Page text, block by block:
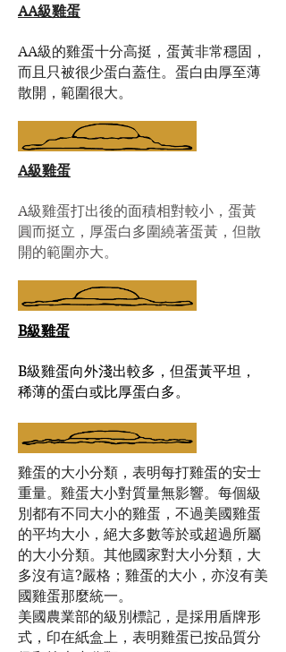
AA級雞蛋
AA級的雞蛋十分高挺，蛋黃非常穩固，
而且只被很少蛋白蓋住。蛋白由厚至薄
散開，範圍很大。
A級雞蛋
A級雞蛋打出後的面積相對較小，蛋黃
圓而挺立，厚蛋白多圍繞著蛋黃，但散
開的範圍亦大。
B級雞蛋
B級雞蛋向外淺出較多，但蛋黃平坦，
稀薄的蛋白或比厚蛋白多。
雞蛋的大小分類，表明每打雞蛋的安士
重量。雞蛋大小對質量無影響。每個級
別都有不同大小的雞蛋，不過美國雞蛋
的平均大小，絕大多數等於或超過所屬
的大小分類。其他國家對大小分類，大
多沒有這?嚴格；雞蛋的大小，亦沒有美
國雞蛋那麼統一。
美國農業部的級別標記，是採用盾牌形
式，印在紙盒上，表明雞蛋已按品質分